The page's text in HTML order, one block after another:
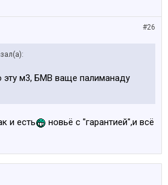
#26
эту м3, БМВ ваще палиманаду
и есть
новьё с "гарантией",и всё